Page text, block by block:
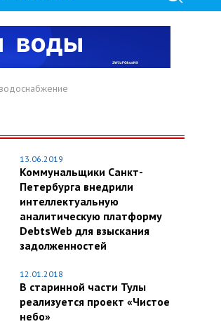
13.06.2019
Коммунальщики Санкт-
Петербурга внедрили
интеллектуальную
аналитическую платформу
DebtsWeb для взыскания
задолженностей
12.01.2018
В старинной части Тулы
реализуется проект «Чистое
небо»